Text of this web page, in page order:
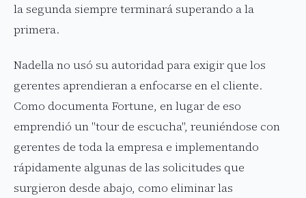
la segunda siempre terminará superando a la
primera.
Nadella no usó su autoridad para exigir que los
gerentes aprendieran a enfocarse en el cliente.
Como documenta Fortune, en lugar de eso
emprendió un "tour de escucha", reuniéndose con
gerentes de toda la empresa e implementando
rápidamente algunas de las solicitudes que
surgieron desde abajo, como eliminar las